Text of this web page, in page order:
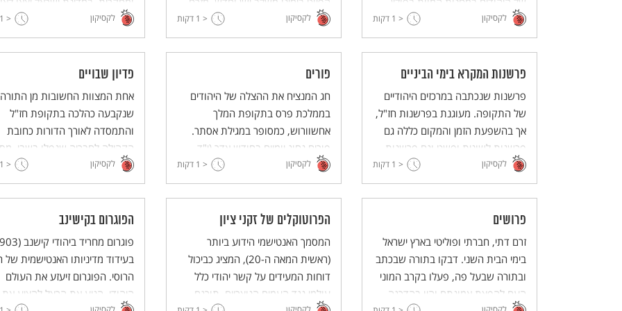
באמצעות תאי גזים ומשרפות. לפי
נתונים של הנאצים, על סוף 1942
הושמדו כך 4 מיליון יהודים.
לקסיקון < 1 דקות
ומערב.לקסיקון < 1 דקות
סדרות של תנ"ך מבואר ומפורש,
המותאמות למגוון קוראים ולומדים
ימינו.
לקסיקון < 1
פרשנות המקרא בימי הביניים
פרשנות שנכתבה במרכזים היהודיים
של התקופה. מעוגנת בפרשנות חז"ל,
אך בהשפעת הזמן והמקום כללה גם
פרשנות לשונית ופשט וגם פרשנות
פילוסופית וקבלית – ומענה לאתגרים
של הפרשנות הנוצרית לתנ"ך.
לקסיקון < 1 דקות
פורים
חג המנציח את ההצלה של היהודים
בממלכת פרס בתקופת המלך
אחשוורוש, כמסופר במגילת אסתר.
פורים נחוג יומיים בחודש אדר (י"ד –
ט"ו). שמחת ההצלה בפורים העניקה
לחודש כולו אווירת עליצות: "משנכנס
אדר - מרבין בשמחה".
לקסיקון < 1 דקות
פדיון שבויים
אחת המצוות החשובות מן
שנקבעה כהלכה בתקופת חז"ל
והתמסדה לאורך הדורות כחובת
הקהילה לחבריה שנפלו בשבי.
זו נמשכת גם בימינו, באחריות
ללוחמיה השבויים והנעדרים.
לקסיקון < 1
פרושים
זרם דתי, חברתי ופוליטי בארץ ישראל
בימי הבית השני. דבקו בתורה שבכתב
ובתורה שבעל פה, פעלו בקרב המוני
העם להפצת אמונתם והיו בהדרגה
הפרוטוקלים של זקני ציון
המסמך האנטישמי הידוע ביותר
(ראשית המאה ה-20), המציג כביכול
דוחות המעידים על קשר יהודי כלל
עולמי נגד העמים הנוצריים. תורגם
הפוגרום בקישינב
בעידוד מדיניותו האנטישמית של
הרוסי. הפוגרום זיעזע את העולם
היהודי, הניע את הרצל להציע את